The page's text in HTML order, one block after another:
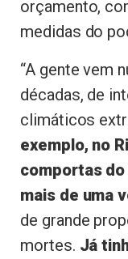
orçamento,
medidas do
“A gente vem
décadas, de
climáticos
exemplo, no
comportas do
mais de uma
de grande
mortes. Já